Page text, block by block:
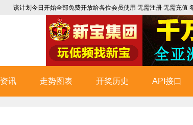
该计划今日开始全部免费开放给各位会员使用 无需注册 无需充
资讯 走势图表 开奖历史 API接口